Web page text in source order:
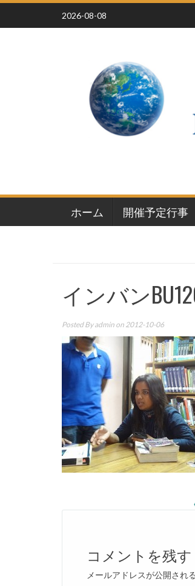
Skip
content
2026-08-08
ホーム 開催予定行事
インバン
Posted Byadmin on 2012-10-06
Post
コメントを残す
メールアドレスが公開され